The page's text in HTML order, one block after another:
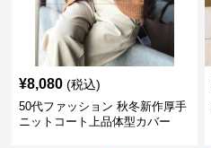
¥8,080 (税込)
50代ファッション 秋冬新作厚手
ニットコート上品体型カバー